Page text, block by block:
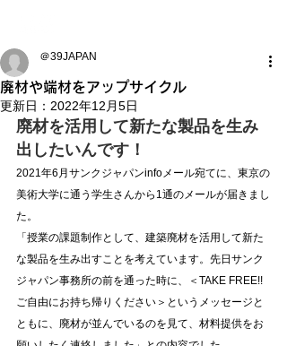
廃材や端材をアップサイクル
＠39JAPAN
更新日： 2022年12月5日
廃材を活用して新たな製品を生み
出したいんです！
2021年6月サンクジャパンinfoメール宛てに、東京の
美術大学に通う学生さんから1通のメールが届きまし
た。
「授業の課題制作として、建築廃材を活用して新た
な製品を生み出すことを考えています。先日サンク
ジャパン事務所の前を通った時に、＜TAKE FREE!!
ご自由にお持ち帰りください＞というメッセージと
ともに、廃材が並んでいるのを見て、材料提供をお